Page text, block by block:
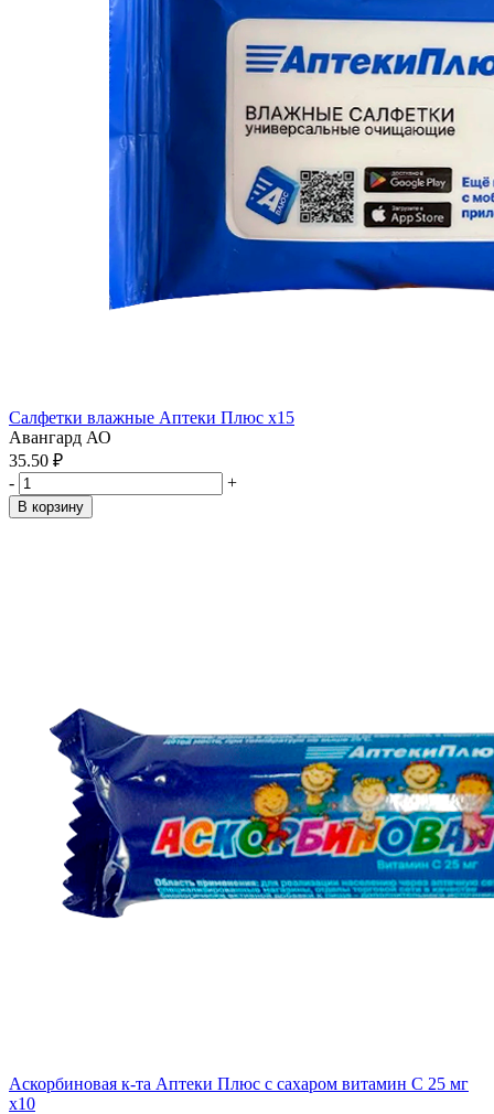
Салфетки влажные Аптеки Плюс x15
Авангард АО
35.50 ₽
-
+
В корзину
Аскорбиновая к-та Аптеки Плюс с сахаром витамин С 25 мг
x10